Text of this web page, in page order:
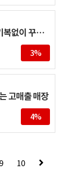
[광주] 메가커피 창업! 기복없이 꾸준한매출 항아리상권
3%
고매출 매장
4%
9 10